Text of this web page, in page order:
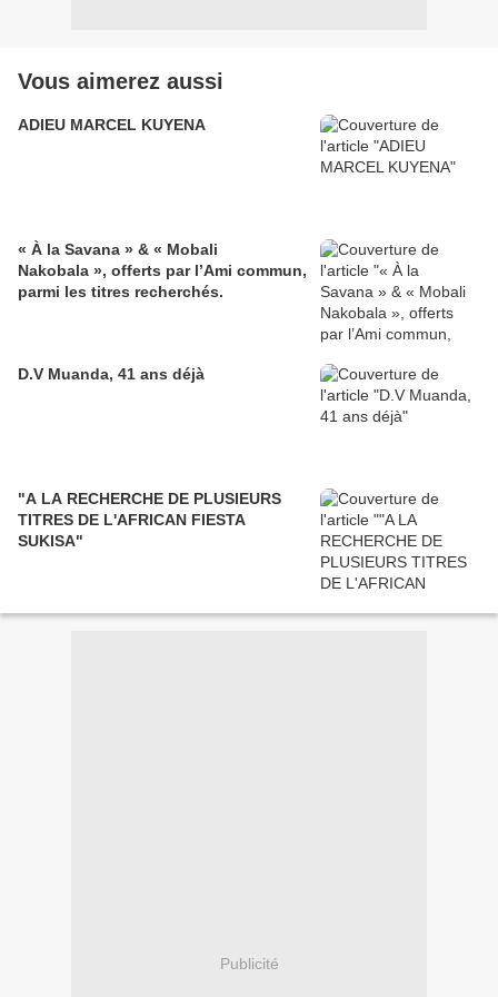
Vous aimerez aussi
ADIEU MARCEL KUYENA
« À la Savana » & « Mobali
Nakobala », offerts par l’Ami commun,
parmi les titres recherchés.
D.V Muanda, 41 ans déjà
"A LA RECHERCHE DE PLUSIEURS
TITRES DE L'AFRICAN FIESTA
SUKISA"
Publicité